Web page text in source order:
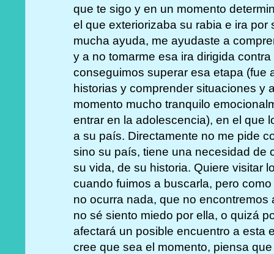
que te sigo y en un momento
el que exteriorizaba su rabia e ira
mucha ayuda, me ayudaste a
y a no tomarme esa ira dirigida
conseguimos superar esa etapa (fue
historias y comprender situaciones y
momento mucho tranquilo
entrar en la adolescencia), en el que
a su país. Directamente no me pide
sino su país, tiene una necesidad de
su vida, de su historia. Quiere visitar
cuando fuimos a buscarla, pero
no ocurra nada, que no encontremos
no sé siento miedo por ella, o quizá
afectará un posible encuentro a esta
cree que sea el momento, piensa